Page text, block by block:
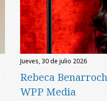
jueves, 30 de julio 2026
Rebeca
WPP Media